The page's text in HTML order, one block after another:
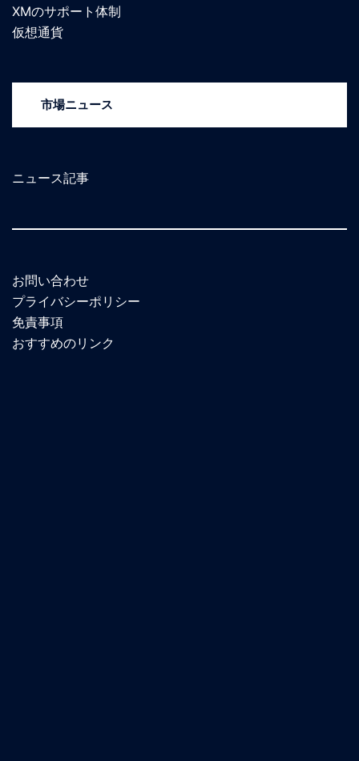
XMのサポート体制
仮想通貨
市場ニュース
ニュース記事
お問い合わせ
プライバシーポリシー
免責事項
おすすめのリンク